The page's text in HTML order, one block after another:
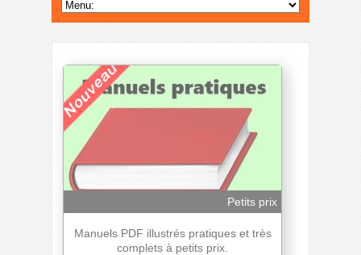
Petits prix
Manuels PDF illustrés pratiques et très
complets à petits prix.